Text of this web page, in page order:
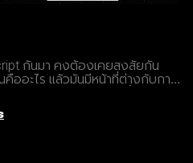
กันมา คงต้องเคยสงสัยกัน
คืออะไร แล้วมันมีหน้าที่ต่างกับการ
หรือแบบพิมพ์เขียว ที่
) ตาม blueprint หรือแบบ
ายใน class